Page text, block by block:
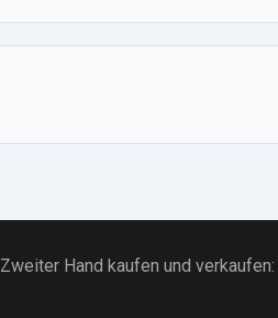
Zweiter Hand kaufen und verkaufen: